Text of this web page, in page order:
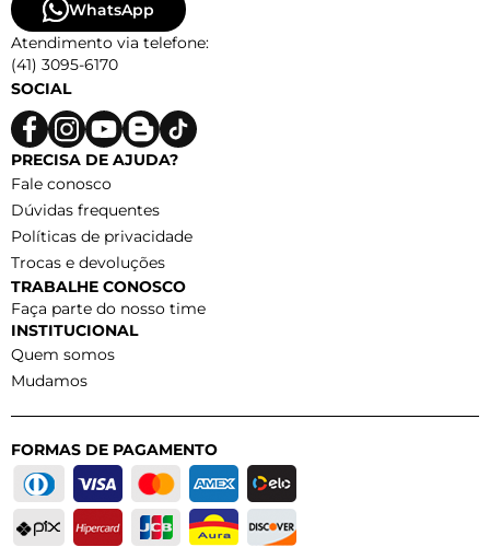
WhatsApp
Atendimento via telefone:
(41) 3095-6170
SOCIAL
PRECISA DE AJUDA?
Fale conosco
Dúvidas frequentes
Políticas de privacidade
Trocas e devoluções
TRABALHE CONOSCO
Faça parte do nosso time
INSTITUCIONAL
Quem somos
Mudamos
FORMAS DE PAGAMENTO